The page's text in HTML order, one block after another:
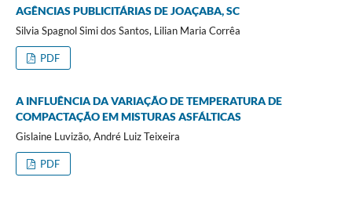
AGÊNCIAS PUBLICITÁRIAS DE JOAÇABA, SC
Silvia Spagnol Simi dos Santos, Lilian Maria Corrêa
PDF
A INFLUÊNCIA DA VARIAÇÃO DE TEMPERATURA DE
COMPACTAÇÃO EM MISTURAS ASFÁLTICAS
Gislaine Luvizão, André Luiz Teixeira
PDF